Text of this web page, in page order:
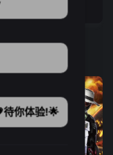
待你体验!🌟